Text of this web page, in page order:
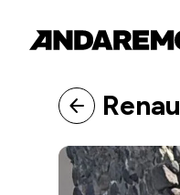
arrow_back